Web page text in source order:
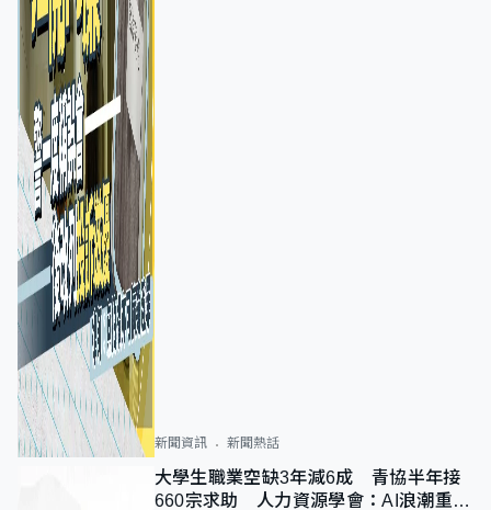
新聞資訊 新聞熱話
大學生職業空缺3年減6成 青協半年接
660宗求助 人力資源學會：AI浪潮重整